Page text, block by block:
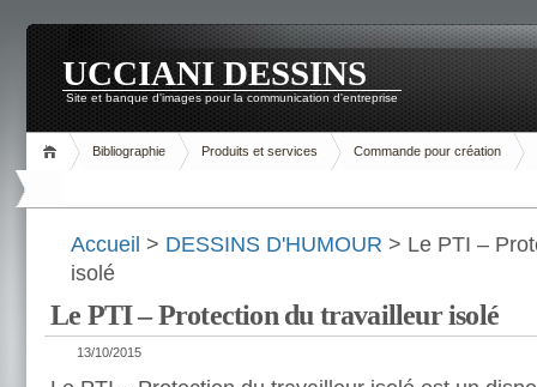
UCCIANI DESSINS
Site et banque d'images pour la communication d'entreprise
Bibliographie Produits et services Commande pour création
Accueil > DESSINS D'HUMOUR > Le PTI –
isolé
Le PTI – Protection du travailleur isolé
13/10/2015